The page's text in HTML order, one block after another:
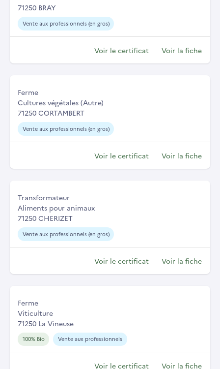
71250 BRAY
Vente aux professionnels (en gros)
Voir le certificat Voir la fiche
Ferme
Cultures végétales (Autre)
71250 CORTAMBERT
Vente aux professionnels (en gros)
Voir le certificat Voir la fiche
Transformateur
Aliments pour animaux
71250 CHERIZET
Vente aux professionnels (en gros)
Voir le certificat Voir la fiche
Ferme
Viticulture
71250 La Vineuse
100% Bio Vente aux professionnels
Voir le certificat Voir la fiche